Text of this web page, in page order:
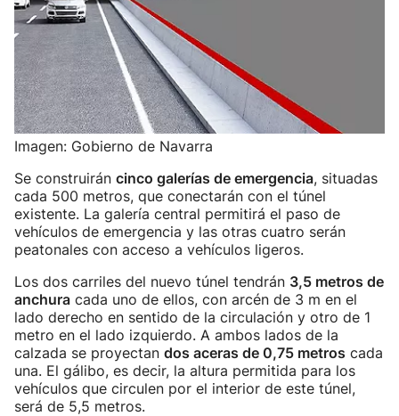
Imagen: Gobierno de Navarra
Se construirán cinco galerías de emergencia, situadas
cada 500 metros, que conectarán con el túnel
existente. La galería central permitirá el paso de
vehículos de emergencia y las otras cuatro serán
peatonales con acceso a vehículos ligeros.
Los dos carriles del nuevo túnel tendrán 3,5 metros de
anchura cada uno de ellos, con arcén de 3 m en el
lado derecho en sentido de la circulación y otro de 1
metro en el lado izquierdo. A ambos lados de la
calzada se proyectan dos aceras de 0,75 metros cada
una. El gálibo, es decir, la altura permitida para los
vehículos que circulen por el interior de este túnel,
será de 5,5 metros.